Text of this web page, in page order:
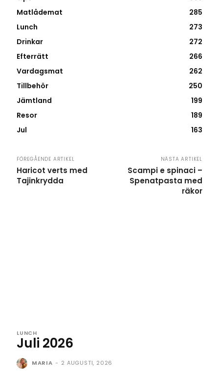
Matlådemat
285
Lunch
273
Drinkar
272
Efterrätt
266
Vardagsmat
262
Tillbehör
250
Jämtland
199
Resor
189
Jul
163
FÖREGÅENDE ARTIKEL
Haricot verts med
Tajinkrydda
NÄSTA ARTIKEL
Scampi e spinaci –
Spenatpasta med
räkor
LUNCH
Juli 2026
MARIA - 2 AUGUSTI, 2026